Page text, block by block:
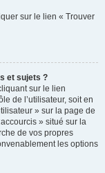
sur le lien « Trouver
et sujets ?
sur le lien
de l’utilisateur, soit en
» sur la page de
» situé sur la
de vos propres
les options